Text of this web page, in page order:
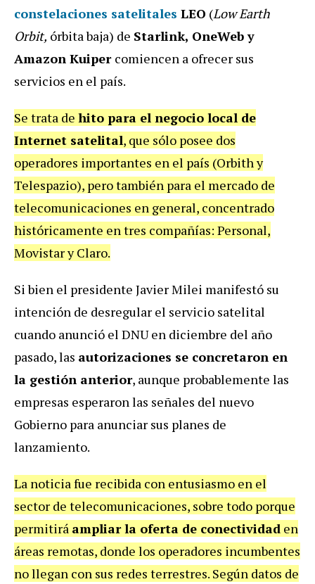
constelaciones satelitales LEO (Low Earth
Orbit, órbita baja) de Starlink, OneWeb y
Amazon Kuiper comiencen a ofrecer sus
servicios en el país.
Se trata de hito para el negocio local de
Internet satelital, que sólo posee dos
operadores importantes en el país (Orbith y
Telespazio), pero también para el mercado de
telecomunicaciones en general, concentrado
históricamente en tres compañías: Personal,
Movistar y Claro.
Si bien el presidente Javier Milei manifestó su
intención de desregular el servicio satelital
cuando anunció el DNU en diciembre del año
pasado, las autorizaciones se concretaron en
la gestión anterior, aunque probablemente las
empresas esperaron las señales del nuevo
Gobierno para anunciar sus planes de
lanzamiento.
La noticia fue recibida con entusiasmo en el
sector de telecomunicaciones, sobre todo porque
permitirá ampliar la oferta de conectividad en
áreas remotas, donde los operadores incumbentes
no llegan con sus redes terrestres. Según datos de